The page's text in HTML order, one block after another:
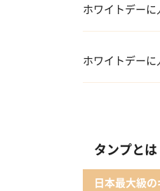
ホワイトデー
02 メイクアップ
ホワイトデー
03 WEEKBOOK
タンプとは
日本最大級